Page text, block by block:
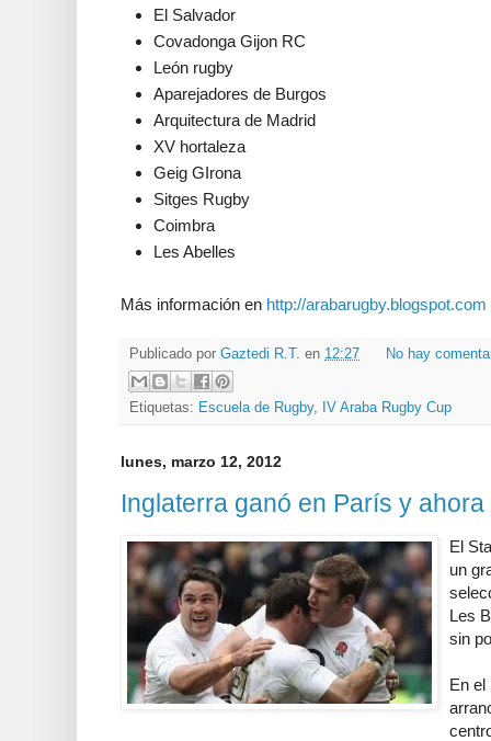
El Salvador
Covadonga Gijon RC
León rugby
Aparejadores de Burgos
Arquitectura de Madrid
XV hortaleza
Geig GIrona
Sitges Rugby
Coimbra
Les Abelles
Más información en http://arabarugby.blogspot.com
Publicado por Gaztedi R.T. en 12:27 No hay
Etiquetas: Escuela de Rugby, IV Araba Rugby Cup
lunes, marzo 12, 2012
Inglaterra ganó en París y
El
un
Les
sin
En el